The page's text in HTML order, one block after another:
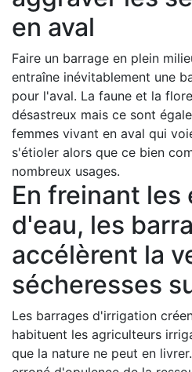
en aval
Faire un barrage en plein
entraîne inévitablement une
pour l'aval. La faune et la
désastreux mais ce sont
femmes vivant en aval qui
s'étioler alors que ce bien
nombreux usages.
En freinant les
d'eau, les
accélèrent la
sécheresses
Les barrages d'irrigation
habituent les agriculteurs
que la nature ne peut en